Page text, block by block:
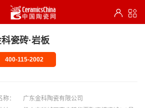
瓷砖·岩板
400-115-2002
：
广东金科陶瓷有限公司